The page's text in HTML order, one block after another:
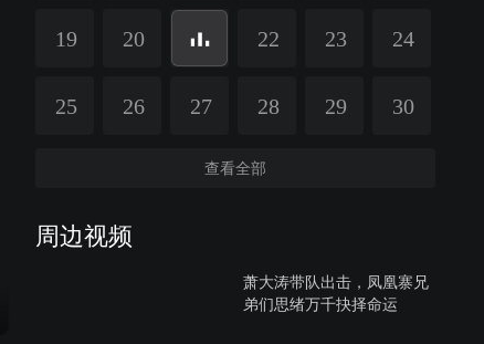
19 20 22 23 24
25 26 27 28 29 30
查看全部
周边视频
萧大涛带队出击，凤凰寨兄
弟们思绪万千抉择命运